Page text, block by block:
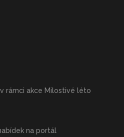
rámci akce Milostivé léto
na portál